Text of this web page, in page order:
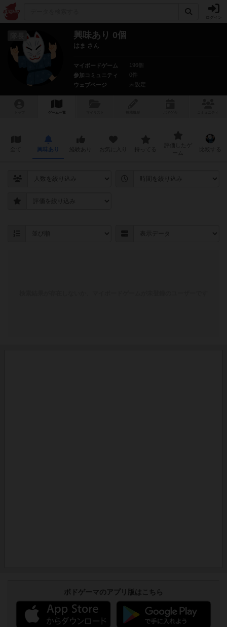
興味あり 0個
はま さん
マイボードゲーム
196個
参加コミュニティ
0件
ウェブページ
未設定
ゲーム一覧
興味あり
ボドゲーマのアプリ版はこちら